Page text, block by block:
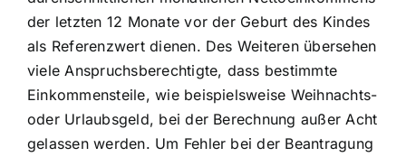
der letzten 12 Monate vor der Geburt des Kindes
als Referenzwert dienen. Des Weiteren übersehen
viele Anspruchsberechtigte, dass bestimmte
Einkommensteile, wie beispielsweise Weihnachts-
oder Urlaubsgeld, bei der Berechnung außer Acht
gelassen werden. Um Fehler bei der Beantragung